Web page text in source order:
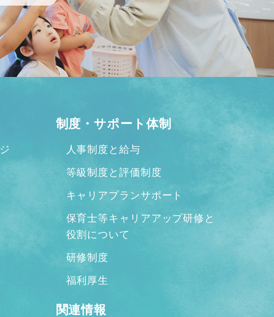
制度・サポート体制
人事制度と給与
等級制度と評価制度
キャリアプランサポート
保育士等キャリアアップ研修と
役割について
研修制度
福利厚生
関連情報